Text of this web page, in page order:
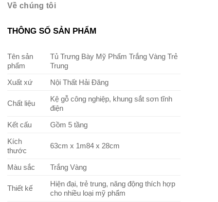
Về chúng tôi
THÔNG SỐ SẢN PHẨM
Tên sản
phẩm
Tủ Trưng Bày Mỹ Phẩm Trắng Vàng Trẻ
Trung
Xuất xứ
Nội Thất Hải Đăng
Chất liệu
Kệ gỗ công nghiệp, khung sắt sơn tĩnh
điện
Kết cấu
Gồm 5 tầng
Kích
thước
63cm x 1m84 x 28cm
Màu sắc Trắng Vàng
Thiết kế
Hiện đại, trẻ trung, năng động thích hợp
cho nhiều loại mỹ phẩm